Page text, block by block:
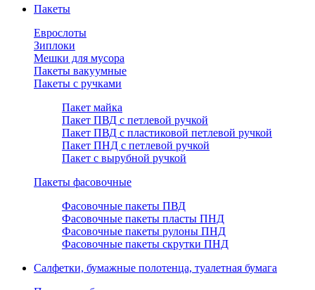
Пакеты
Еврослоты
Зиплоки
Мешки для мусора
Пакеты вакуумные
Пакеты с ручками
Пакет майка
Пакет ПВД с петлевой ручкой
Пакет ПВД с пластиковой петлевой ручкой
Пакет ПНД с петлевой ручкой
Пакет с вырубной ручкой
Пакеты фасовочные
Фасовочные пакеты ПВД
Фасовочные пакеты пласты ПНД
Фасовочные пакеты рулоны ПНД
Фасовочные пакеты скрутки ПНД
Салфетки, бумажные полотенца, туалетная бумага